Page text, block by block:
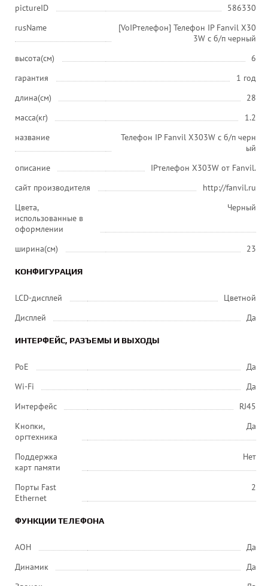
pictureID
586330
rusName
[VoIPтелефон] Телефон IP Fanvil X30
3W c б/п черный
высота(см)
6
гарантия
1 год
длина(см)
28
масса(кг)
1.2
название
Телефон IP Fanvil X303W c б/п черн
ый
описание
IPтелефон X303W от Fanvil.
сайт производителя
http://fanvil.ru
Цвета,
использованные в
оформлении
Черный
ширина(см) 23
КОНФИГУРАЦИЯ
LCD-дисплей
Цветной
Дисплей
Да
ИНТЕРФЕЙС, РАЗЪЕМЫ И ВЫХОДЫ
PoE
Да
Wi-Fi
Да
Интерфейс
RJ45
Кнопки,
оргтехника
Да
Поддержка
карт памяти
Нет
Порты Fast
Ethernet
2
ФУНКЦИИ ТЕЛЕФОНА
АОН
Да
Динамик
Да